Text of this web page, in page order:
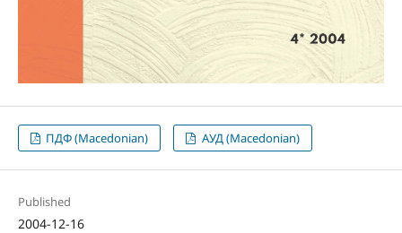
ПДФ (Macedonian) АУД (Macedonian)
Published
2004-12-16